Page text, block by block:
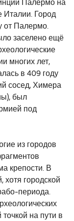
Палермо на
Италии. Город
от Палермо.
заселено ещё
многих лет,
в 409 году
сосед, Химера
был
под
из городов
крепости. В
хотя городской
периода.
на пути в